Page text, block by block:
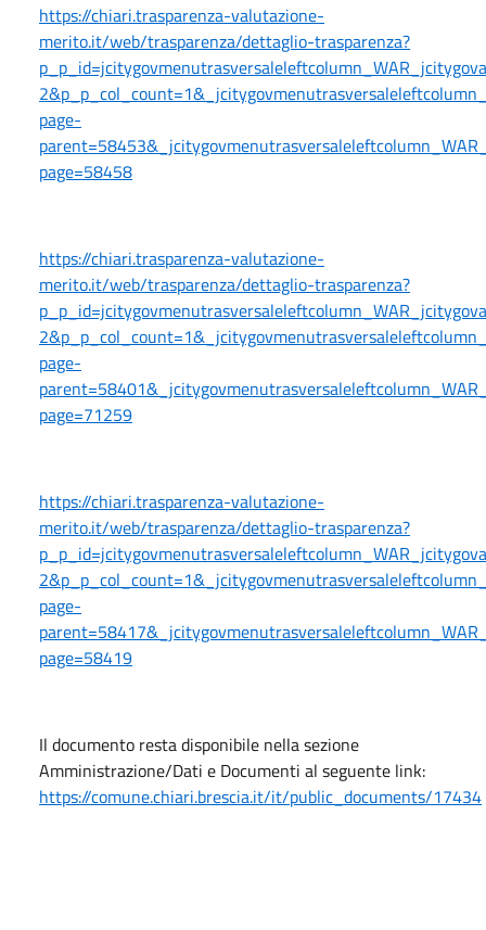
https://chiari.trasparenza-valutazione-
merito.it/web/trasparenza/dettaglio-trasparenza?
page-
page=58458
https://chiari.trasparenza-valutazione-
merito.it/web/trasparenza/dettaglio-trasparenza?
page-
page=71259
https://chiari.trasparenza-valutazione-
merito.it/web/trasparenza/dettaglio-trasparenza?
page-
page=58419
Il documento resta disponibile nella sezione
Amministrazione/Dati e Documenti al seguente link:
https://comune.chiari.brescia.it/it/public_documents/17434